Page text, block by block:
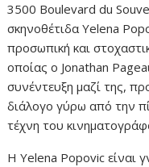
3500 Boulevarddu
σκηνοθέτιδαYelena
προσωπικήκαι
οποίαςο Jonathan
συνέντευξημαζίτης,
διάλογογύρωαπότην
τέχνητου
ΗYelena Popovicείναι